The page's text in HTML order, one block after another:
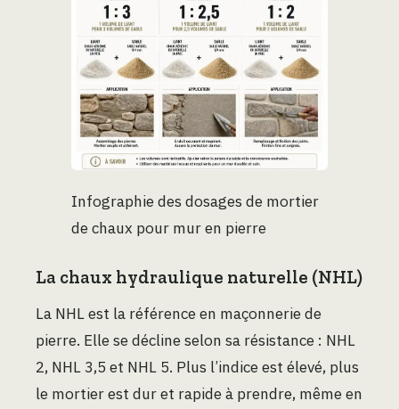
Infographie des dosages de mortier
de chaux pour mur en pierre
La chaux hydraulique naturelle (NHL)
La NHL est la référence en maçonnerie de
pierre. Elle se décline selon sa résistance : NHL
2, NHL 3,5 et NHL 5. Plus l’indice est élevé, plus
le mortier est dur et rapide à prendre, même en